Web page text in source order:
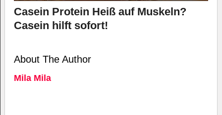
Casein Protein Heiß auf Muskeln?
Casein hilft sofort!
About The Author
Mila Mila